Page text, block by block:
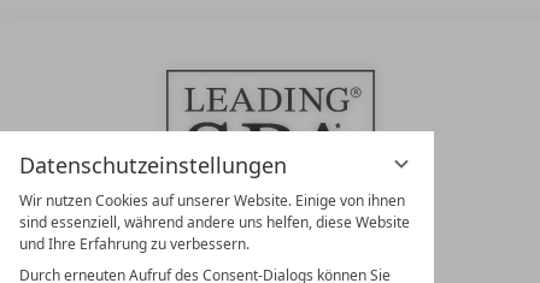
Datenschutzeinstellungen
Wir nutzen Cookies auf unserer Website. Einige von ihnen
sind essenziell, während andere uns helfen, diese Website
und Ihre Erfahrung zu verbessern.
Durch erneuten Aufruf des Consent-Dialogs können Sie
LEADING SPA RESORTS